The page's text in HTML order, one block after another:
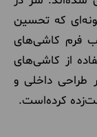
که تحسین
فرم کاشی‌های
استفاده از کاشی‌های
طراحی داخلی و
کرده‌است.